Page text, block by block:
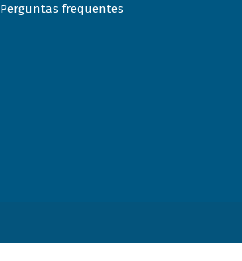
Perguntas frequentes